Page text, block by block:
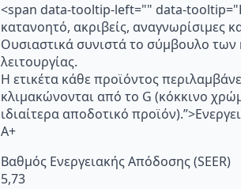
<span data-tooltip-left="" data-
κατανοητό, ακριβείς, αναγνωρίσιμες
Ουσιαστικά συνιστά το σύμβουλο των
λειτουργίας.
Η ετικέτα κάθε προϊόντος
κλιμακώνονται από το G (κόκκινο
ιδιαίτερα αποδοτικό
A+
Βαθμός Ενεργειακής Απόδοσης (SEER)
5,73